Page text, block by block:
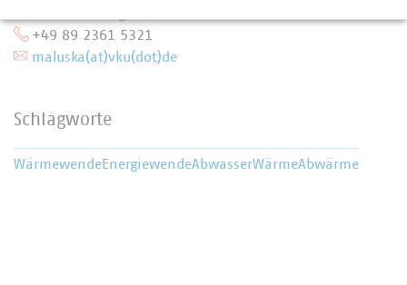
+49 89 2361 5321
maluska(at)vku(dot)de
Schlagworte
WärmewendeEnergiewendeAbwasserWärmeAbwärme